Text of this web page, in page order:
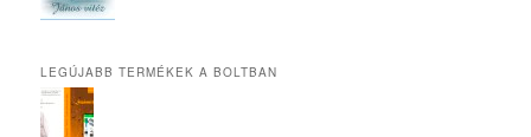
LEGÚJABB TERMÉKEK A BOLTBAN